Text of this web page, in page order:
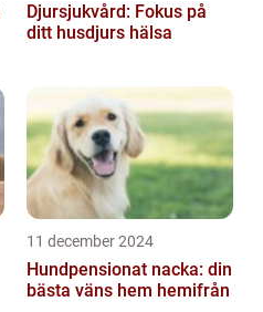
Djursjukvård: Fokus på
ditt husdjurs hälsa
11 december 2024
Hundpensionat nacka: din
bästa väns hem hemifrån